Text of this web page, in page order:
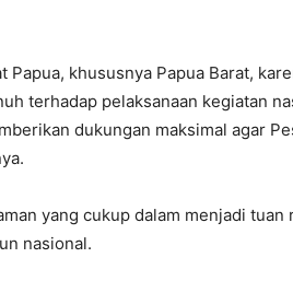
Papua, khususnya Papua Barat,
terhadap pelaksanaan kegiatan
dukungan maksimal agar
yang cukup dalam menjadi tuan
nasional.